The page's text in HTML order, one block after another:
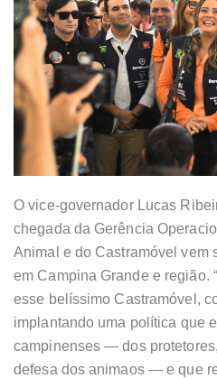
O vice-governador Lucas
chegada da Gerência
Animal e do Castramóvel vem
em Campina Grande e região.
esse belíssimo Castramóvel,
implantando uma política que
campinenses — dos
defesa dos animaos — e que